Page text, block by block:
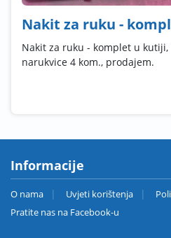
Nakit za ruku -
Nakit za ruku - komplet u kutiji,
narukvice 4 kom., prodajem.
Informacije
O nama Uvjeti korištenja
Pratite nas na Facebook-u